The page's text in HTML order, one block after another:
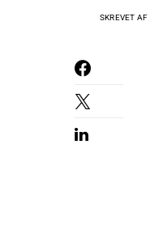
SKREVET AF